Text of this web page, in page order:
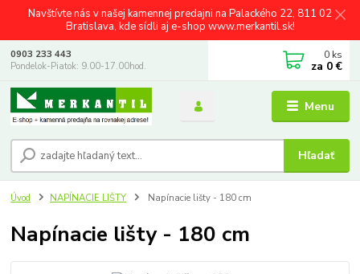
Navštívte nás v našej kamennej predajni na Palackého 22, 811 02
Bratislava, kde sídli aj e-shop www.merkantil.sk!
Menu
Hľadať
0903 233 443
Pondelok-Piatok: 9.00-17.00hod.
0 ks
za 0 €
Úvod NAPÍNACIE LIŠTY Napínacie lišty - 180 cm
Napínacie lišty - 180 cm